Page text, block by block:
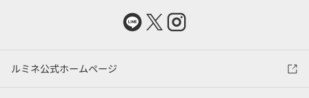
ルミネ公式ホームページ